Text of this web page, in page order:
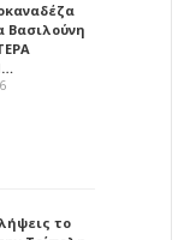
Βασιλούνη
το